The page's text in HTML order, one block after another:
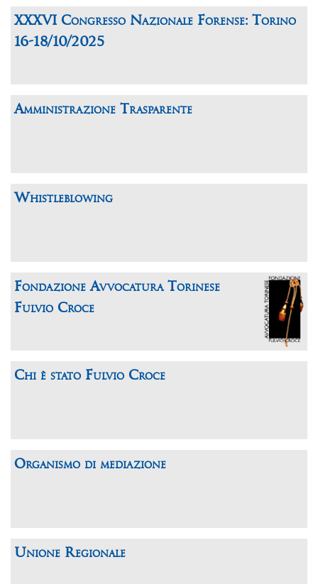
XXXVI Congresso Nazionale Forense: Torino
16-18/10/2025
Amministrazione Trasparente
Whistleblowing
Fondazione Avvocatura Torinese
Fulvio Croce
Chi è stato Fulvio Croce
Organismo di mediazione
Unione Regionale